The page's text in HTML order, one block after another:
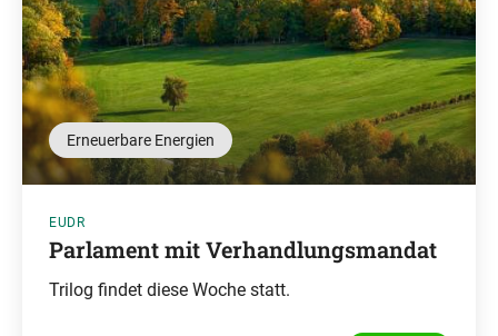
Erneuerbare Energien
EUDR
Parlament mit Verhandlungsmandat
Trilog findet diese Woche statt.